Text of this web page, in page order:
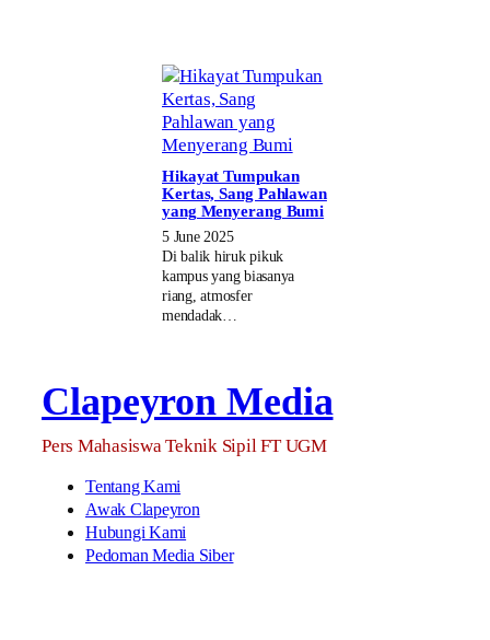
Hikayat Tumpukan
Kertas, Sang Pahlawan
yang Menyerang Bumi
5 June 2025
Di balik hiruk pikuk
kampus yang biasanya
riang, atmosfer
mendadak…
Clapeyron Media
Pers Mahasiswa Teknik Sipil FT UGM
Tentang Kami
Awak Clapeyron
Hubungi Kami
Pedoman Media Siber